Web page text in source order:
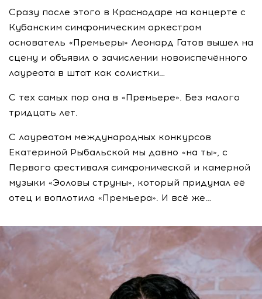
Сразу после этого в Краснодаре на концерте с
Кубанским симфоническим оркестром
основатель «Премьеры» Леонард Гатов вышел на
сцену и объявил о зачислении новоиспечённого
лауреата в штат как солистки…
С тех самых пор она в «Премьере». Без малого
тридцать лет.
С лауреатом международных конкурсов
Екатериной Рыбальской мы давно «на ты», с
Первого фестиваля симфонической и камерной
музыки «Эоловы струны», который придумал её
отец и воплотила «Премьера». И всё же…